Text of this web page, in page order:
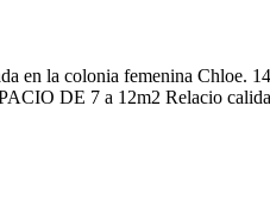
la colonia femenina Chloe.
DE 7 a 12m2 Relacio